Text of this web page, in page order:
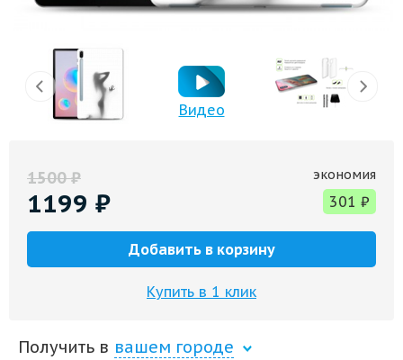
Видео
1500₽
1199 ₽
экономия
301 ₽
Добавить в корзину
Купить в 1 клик
Получить в вашем городе